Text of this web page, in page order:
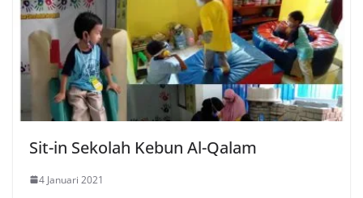
Sit-in Sekolah Kebun Al-Qalam
4 Januari 2021